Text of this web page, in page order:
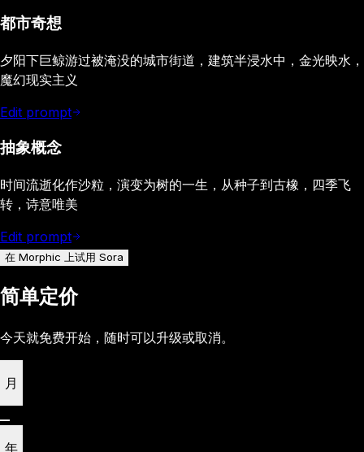
都市奇想
夕阳下巨鲸游过被淹没的城市街道，建筑半浸水中，金光映水，
魔幻现实主义
Edit prompt
抽象概念
时间流逝化作沙粒，演变为树的一生，从种子到古橡，四季飞
转，诗意唯美
Edit prompt
在 Morphic 上试用 Sora
简单定价
今天就免费开始，随时可以升级或取消。
月
年